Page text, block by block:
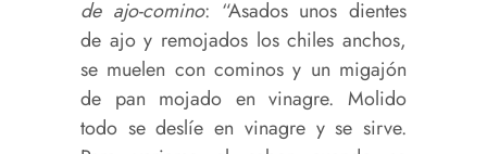
de ajo-comino: “Asados unos dientes
de ajo y remojados los chiles anchos,
se muelen con cominos y un migajón
de pan mojado en vinagre. Molido
todo se deslíe en vinagre y se sirve.